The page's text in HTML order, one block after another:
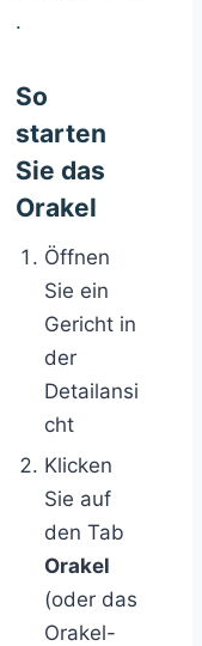
.
So
starten
Sie das
Orakel
Öffnen
Sie ein
Gericht in
der
Detailansi
cht
Klicken
Sie auf
den Tab
Orakel
(oder das
Orakel-